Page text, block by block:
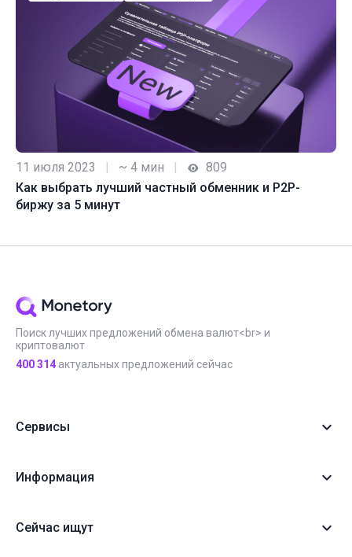
11 июля 2023 | ~ 4 мин |
809
Как выбрать лучший частный обменник и P2P-
биржу за 5 минут
Поиск лучших предложений обмена валют<br> и
криптовалют
400 314 актуальных предложений сейчас
Сервисы
Информация
Сейчас ищут